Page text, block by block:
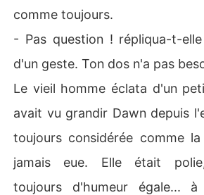
comme toujours.
- Pas question ! répliqua-t-
d'un geste. Ton dos n'a pas
Le vieil homme éclata d'un
avait vu grandir Dawn depuis
toujours considérée comme
jamais eue. Elle était polie,
toujours d'humeur égale... à